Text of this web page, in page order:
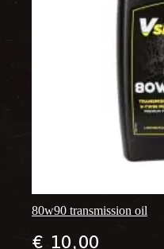
80w90 transmission oil
€10,00